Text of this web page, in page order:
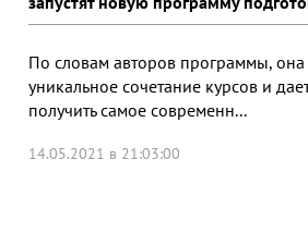
По словам авторов программы, она
уникальное сочетание курсов и
получить самое современн...
14.05.2021 в 21:03:00